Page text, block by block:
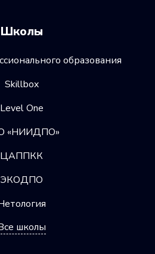
Школы
образования
Skillbox
Level One
«НИИДПО»
ЦАППКК
ЭКОДПО
школы